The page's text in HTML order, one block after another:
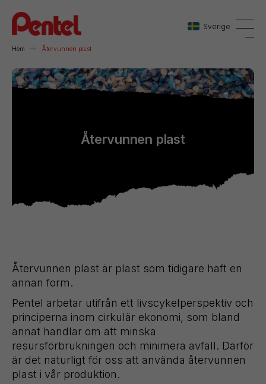
Sverige
Danmark
Hem Återvunnen plast
Återvunnen plast
Återvunnen plast är plast som tidigare haft en
annan form.
Pentel arbetar utifrån ett livscykelperspektiv och
principerna inom cirkulär ekonomi, som bland
annat handlar om att minska
resursförbrukningen och minimera avfall. Därför
är det naturligt för oss att använda återvunnen
plast i vår produktion.